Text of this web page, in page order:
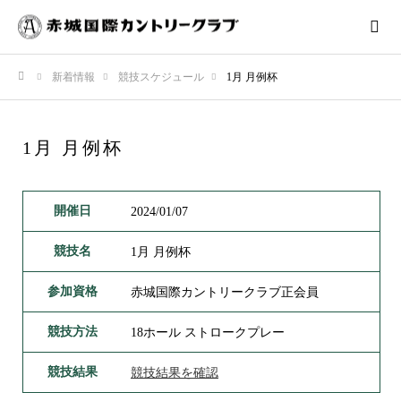
新着情報 競技スケジュール 1月 月例杯
1月 月例杯
開催日 2024/01/07
競技名 1月 月例杯
参加資格 赤城国際カントリークラブ正会員
競技方法 18ホール ストロークプレー
競技結果 競技結果を確認